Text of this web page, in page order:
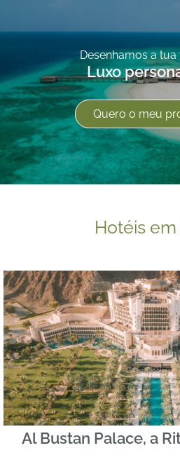
Desenhamos a
Luxo
Quero o meu
Hotéis em
Al Bustan Palace, a